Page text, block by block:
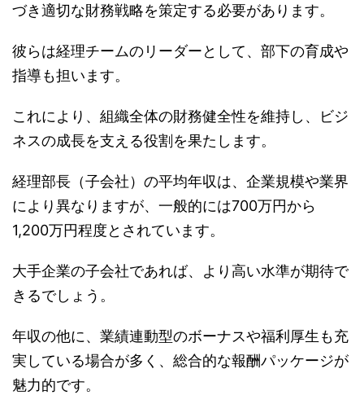
づき適切な財務戦略を策定する必要があります。
彼らは経理チームのリーダーとして、部下の育成や
指導も担います。
これにより、組織全体の財務健全性を維持し、ビジ
ネスの成長を支える役割を果たします。
経理部長（子会社）の平均年収は、企業規模や業界
により異なりますが、一般的には700万円から
1,200万円程度とされています。
大手企業の子会社であれば、より高い水準が期待で
きるでしょう。
年収の他に、業績連動型のボーナスや福利厚生も充
実している場合が多く、総合的な報酬パッケージが
魅力的です。